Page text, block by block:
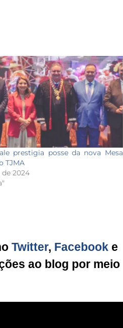
prestigia posse da nova Mesa
TJMA
2024
Twitter, Facebook e
ao blog por meio